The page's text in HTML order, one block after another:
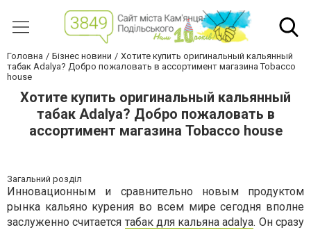
Головна Бізнес новини
Хотите купить оригинальный кальянный
табак Adalya? Добро пожаловать в ассортимент магазина Tobacco
house
Хотите купить оригинальный кальянный
табак Adalya? Добро пожаловать в
ассортимент магазина Tobacco house
Загальний розділ
Инновационным и сравнительно новым продуктом
рынка кальяно курения во всем мире сегодня вполне
заслуженно считается табак для кальяна adalya. Он сразу